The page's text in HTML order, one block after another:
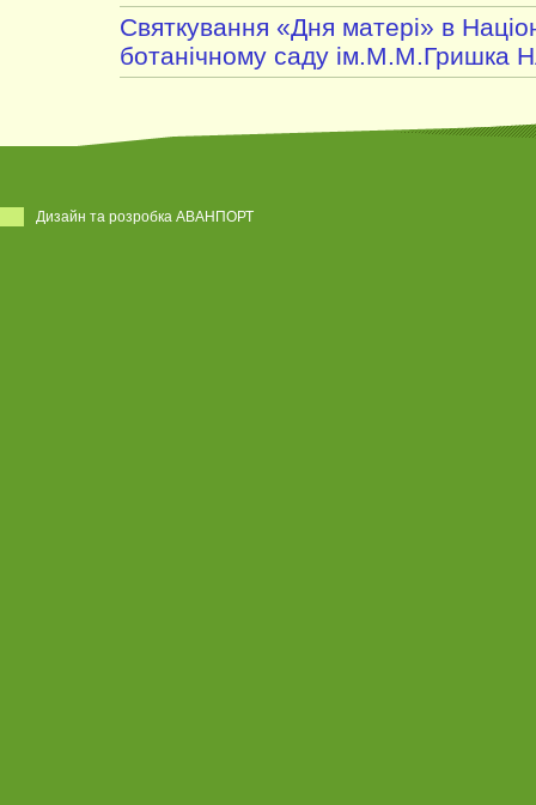
Святкування «Дня матері» в
ботанічному саду ім.М.М.Гришка
Дизайн та розробка АВАНПОРТ